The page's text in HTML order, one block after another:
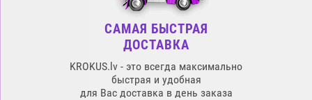
САМАЯ БЫСТРАЯ
ДОСТАВКА
KROKUS.lv - это всегда максимально
быстрая и удобная
для Вас доставка в день заказа